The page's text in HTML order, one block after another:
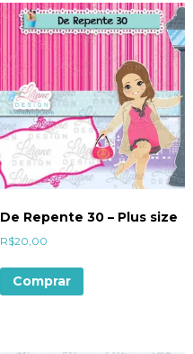
De Repente 30 – Plus size
R$20,00
Comprar